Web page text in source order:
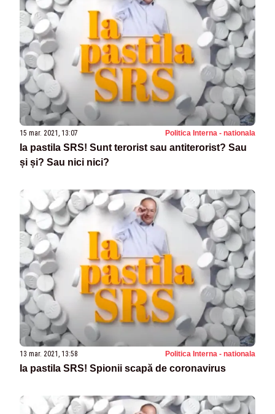
15 mar. 2021, 13:07 Politica Interna - nationala
Ia pastila SRS! Sunt terorist sau antiterorist? Sau
și și? Sau nici nici?
13 mar. 2021, 13:58 Politica Interna - nationala
Ia pastila SRS! Spionii scapă de coronavirus